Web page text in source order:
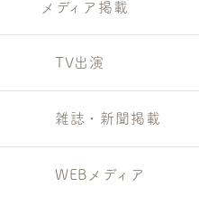
メディア掲載
TV出演
雑誌・新聞掲載
WEBメディア